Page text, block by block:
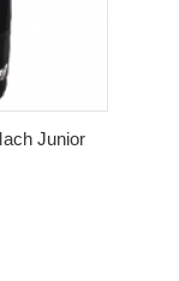
Junior